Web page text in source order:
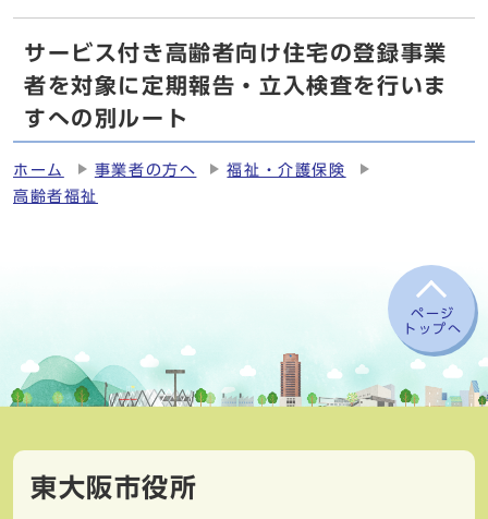
サービス付き高齢者向け住宅の登録事業
者を対象に定期報告・立入検査を行いま
すへの別ルート
ホーム 事業者の方へ
福祉・介護保険
高齢者福祉
ページ
トップへ
東大阪市役所